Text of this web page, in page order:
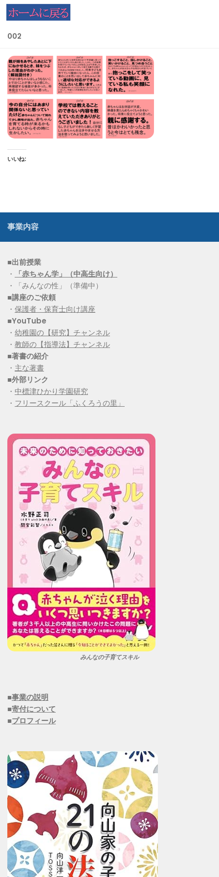
コンテンツへスキップ
002
いいね:
事業内容
■出前授業
・
「赤ちゃん学」（中高生向け）
・「みんなの性」（準備中）
■講座のご依頼
・ 保護者・保育士向け講座
■YouTube
・ 幼稚園の【研究】チャンネル
・ 教師の【指導法】チャンネル
■著書の紹介
・ 主な著書
■外部リンク
・ 中標津ひかり学園研究
・ フリースクール「ふくろうの里」
みんなの子育てスキル
■事業の説明
■寄付について
■プロフィール